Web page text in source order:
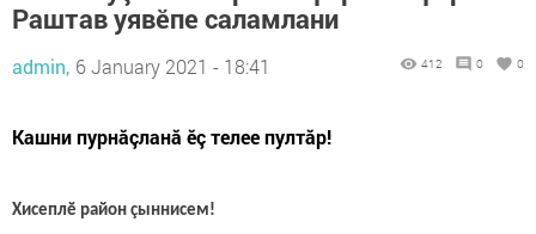
Раштав уявӗпе саламлани
admin, 6 January 2021 - 18:41 412 0 0
Кашни пурнăçланă ӗç телее пултăр!
Хисеплӗ район çыннисем!